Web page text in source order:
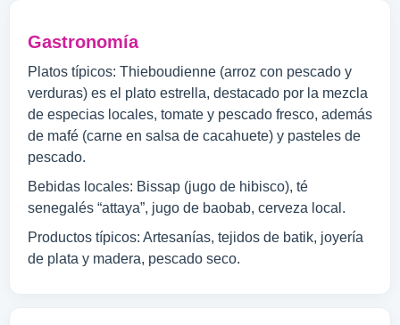
Gastronomía
Platos típicos: Thieboudienne (arroz con pescado y
verduras) es el plato estrella, destacado por la mezcla
de especias locales, tomate y pescado fresco, además
de mafé (carne en salsa de cacahuete) y pasteles de
pescado.
Bebidas locales: Bissap (jugo de hibisco), té
senegalés “attaya”, jugo de baobab, cerveza local.
Productos típicos: Artesanías, tejidos de batik, joyería
de plata y madera, pescado seco.